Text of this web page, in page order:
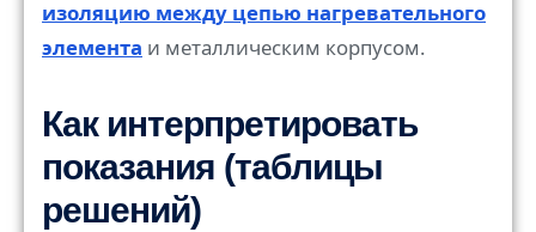
изоляцию между цепью нагревательного
элемента и металлическим корпусом.
Как интерпретировать
показания (таблицы
решений)